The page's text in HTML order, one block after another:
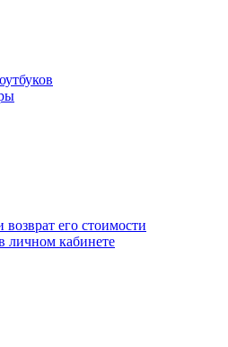
его стоимости
личном кабинете